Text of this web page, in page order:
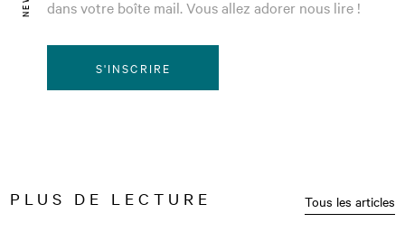
dans votre boîte mail. Vous allez adorer nous lire !
S'INSCRIRE
PLUS DE LECTURE Tous les articles